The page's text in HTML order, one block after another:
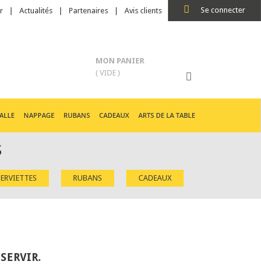
Se connecter
Actualités Partenaires Avis clients
MON PANIER
( VIDE )
NAPPAGE RUBANS CADEAUX ARTS DE LA TABLE
RUBANS CADEAUX